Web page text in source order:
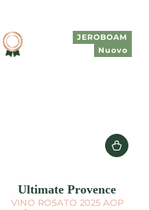
Ultimate Provence
VINO ROSATO 2025 AOP
JEROBOAM
Nuovo